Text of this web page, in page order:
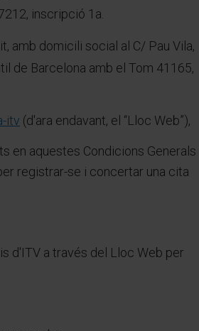
inscripció 1a.
amb domicili social al C/ Pau Vila,
de Barcelona amb el Tom 41165,
itv (d'ara endavant, el “Lloc Web”),
en aquestes Condicions Generals
registrar-se i concertar una cita
d'ITV a través del Lloc Web per